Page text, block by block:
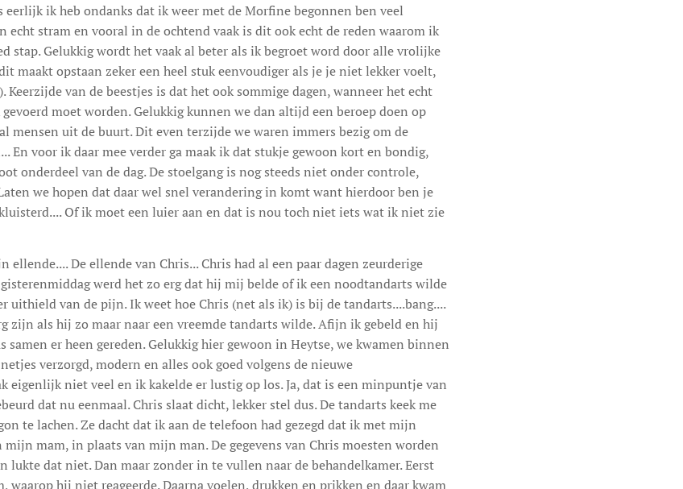
ik heb ondanks dat ik weer met de Morfine begonnen ben veel
stram en vooral in de ochtend vaak is dit ook echt de reden waarom ik
stap. Gelukkig wordt het vaak al beter als ik begroet word door alle vrolijke
maakt opstaan zeker een heel stuk eenvoudiger als je je niet lekker voelt,
Keerzijde van de beestjes is dat het ook sommige dagen, wanneer het echt
moet worden. Gelukkig kunnen we dan altijd een beroep doen op
mensen uit de buurt. Dit even terzijde we waren immers bezig om de
En voor ik daar mee verder ga maak ik dat stukje gewoon kort en bondig,
onderdeel van de dag. De stoelgang is nog steeds niet onder controle,
we hopen dat daar wel snel verandering in komt want hierdoor ben je
Of ik moet een luier aan en dat is nou toch niet iets wat ik niet zie
ellende.... De ellende van Chris... Chris had al een paar dagen zeurderige
werd het zo erg dat hij mij belde of ik een noodtandarts wilde
uithield van de pijn. Ik weet hoe Chris (net als ik) is bij de tandarts....bang....
zijn als hij zo maar naar een vreemde tandarts wilde. Afijn ik gebeld en hij
samen er heen gereden. Gelukkig hier gewoon in Heytse, we kwamen binnen
verzorgd, modern en alles ook goed volgens de nieuwe
eigenlijk niet veel en ik kakelde er lustig op los. Ja, dat is een minpuntje van
dat nu eenmaal. Chris slaat dicht, lekker stel dus. De tandarts keek me
te lachen. Ze dacht dat ik aan de telefoon had gezegd dat ik met mijn
mam, in plaats van mijn man. De gegevens van Chris moesten worden
lukte dat niet. Dan maar zonder in te vullen naar de behandelkamer. Eerst
waarop hij niet reageerde. Daarna voelen, drukken en prikken en daar kwam